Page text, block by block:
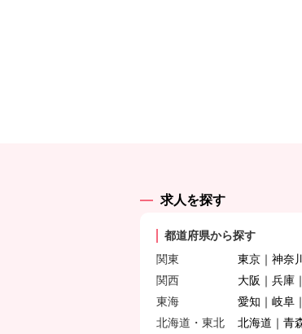
求人を探す
都道府県から探す
関東
東京 神奈
関西
大阪 兵庫
東海
愛知 岐阜
北海道・東北
北海道 青